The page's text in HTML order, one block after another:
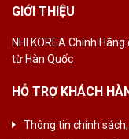
GIỚI THIỆU
NHI KOREA Chính Hãng
từ Hàn Quốc
HỖ TRỢ KHÁCH
Thông tin chính